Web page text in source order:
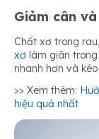
Giảm cân
Chất xơ trong
xơ làm giãn
nhanh hơn và
>> Xem thêm:
hiệu quả nhất